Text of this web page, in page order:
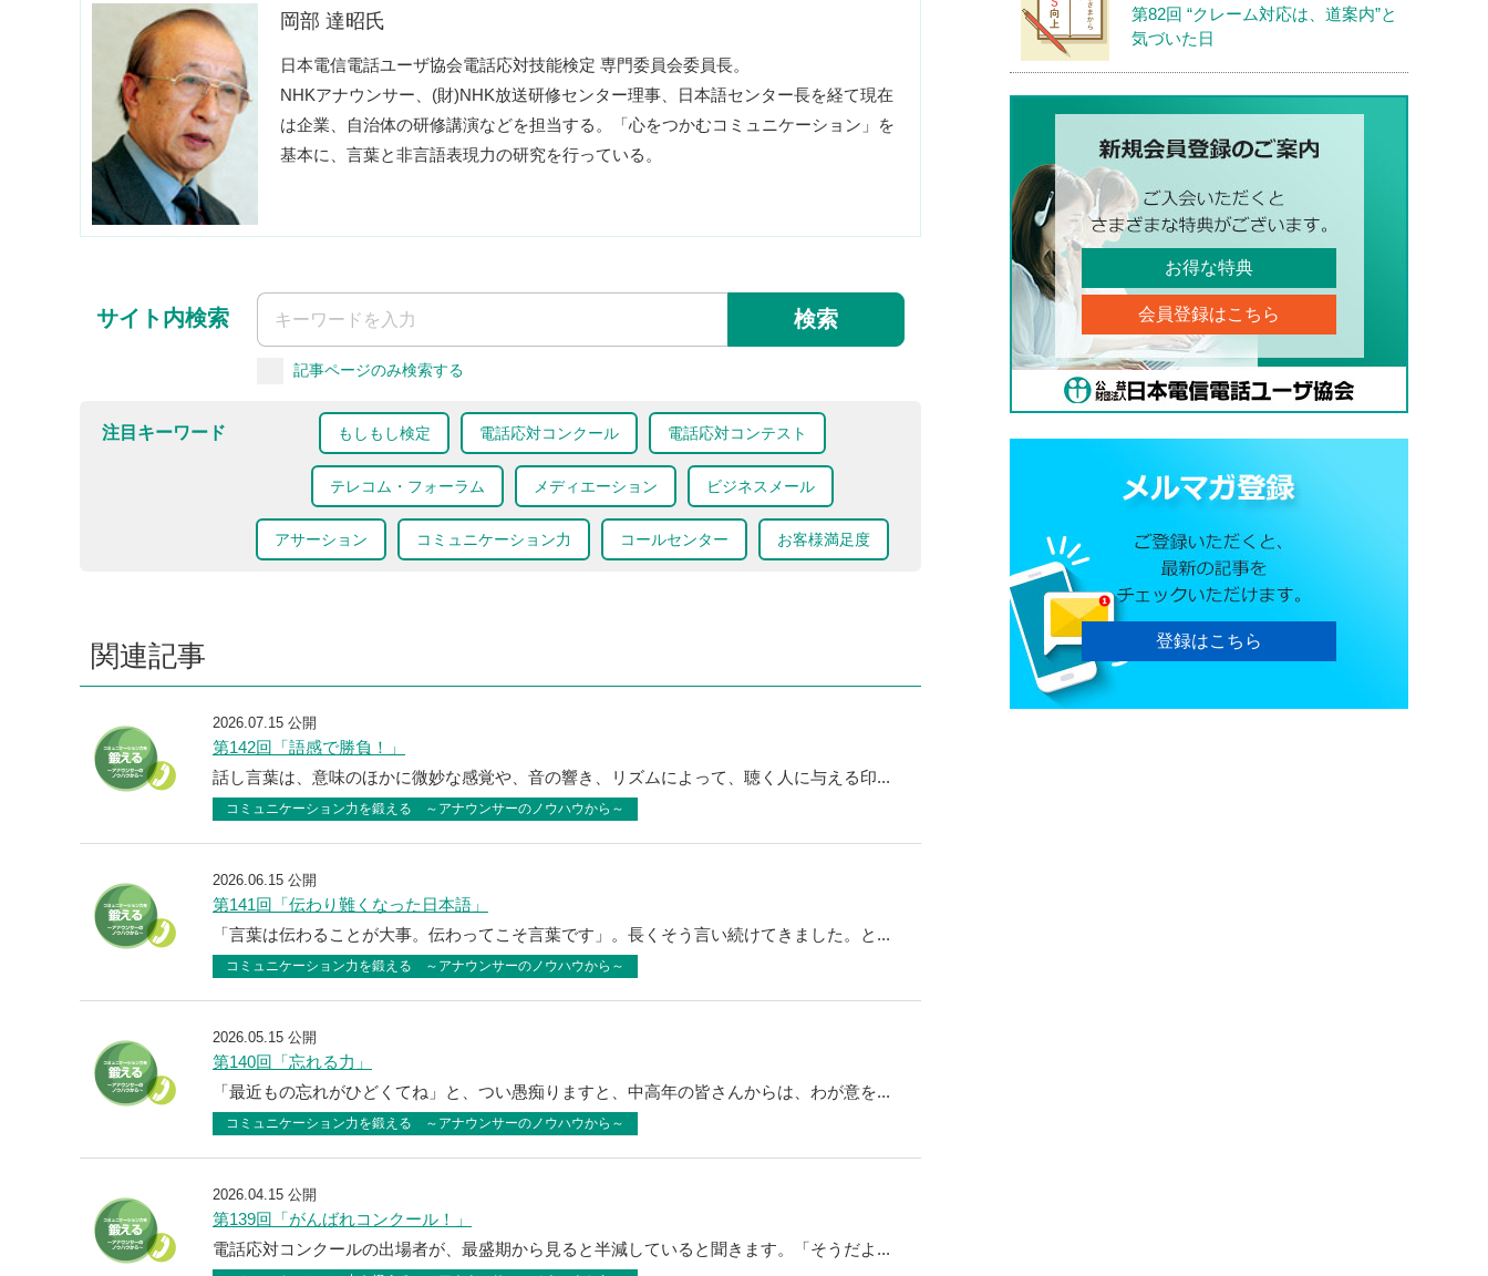
岡部 達昭氏
日本電信電話ユーザ協会電話応対技能検定 専門委員会委員長。
NHKアナウンサー、(財)NHK放送研修センター理事、日本語センター長を経て現在
は企業、自治体の研修講演などを担当する。「心をつかむコミュニケーション」を
基本に、言葉と非言語表現力の研究を行っている。
サイト内検索 検索
記事ページのみ検索する
注目キーワード もしもし検定 電話応対コンクール 電話応対コンテスト
テレコム・フォーラム メディエーション ビジネスメール
アサーション コミュニケーション力 コールセンター お客様満足度
関連記事
2026.07.15 公開
第142回「語感で勝負！」
話し言葉は、意味のほかに微妙な感覚や、音の響き、リズムによって、聴く人に与える印...
コミュニケーション力を鍛える ～アナウンサーのノウハウから～
2026.06.15 公開
第141回「伝わり難くなった日本語」
「言葉は伝わることが大事。伝わってこそ言葉です」。長くそう言い続けてきました。と...
コミュニケーション力を鍛える ～アナウンサーのノウハウから～
2026.05.15 公開
第140回「忘れる力」
「最近もの忘れがひどくてね」と、つい愚痴りますと、中高年の皆さんからは、わが意を...
コミュニケーション力を鍛える ～アナウンサーのノウハウから～
2026.04.15 公開
第139回「がんばれコンクール！」
電話応対コンクールの出場者が、最盛期から見ると半減していると聞きます。「そうだよ...
第82回 “クレーム対応は、道案内”と
気づいた日
お得な特典
会員登録はこちら
登録はこちら